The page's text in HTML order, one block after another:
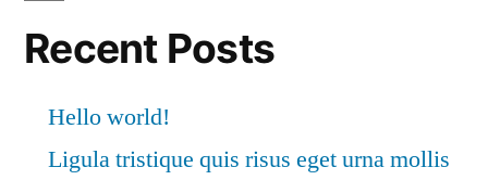
Recent Posts
Hello world!
Ligula tristique quis risus eget urna mollis